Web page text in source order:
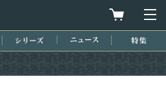
買物カゴを
情報 シリーズ ニュース